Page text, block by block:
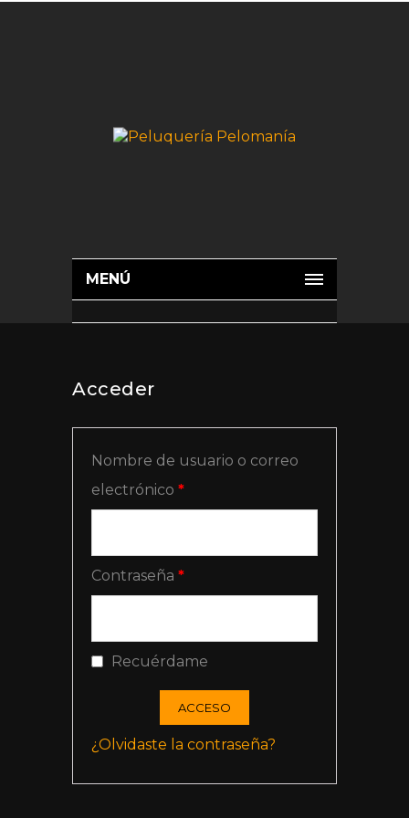
MENÚ
Acceder
Nombre de usuario o correo
electrónico *
Contraseña *
Recuérdame
ACCESO
¿Olvidaste la contraseña?